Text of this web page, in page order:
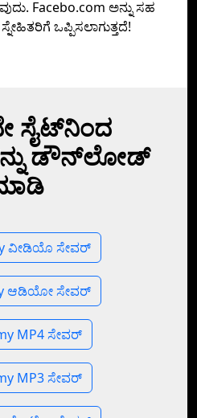
Facebo.com ಅನ್ನು ಸಹ
ಒಪ್ಪಿಸಲಾಗುತ್ತದೆ!
ಸೈಟ್‌ನಿಂದ
ಡೌನ್‌ಲೋಡ್
ವೀಡಿಯೊ ಸೇವರ್
ಆಡಿಯೋ ಸೇವರ್
MP4 ಸೇವರ್
MP3 ಸೇವರ್